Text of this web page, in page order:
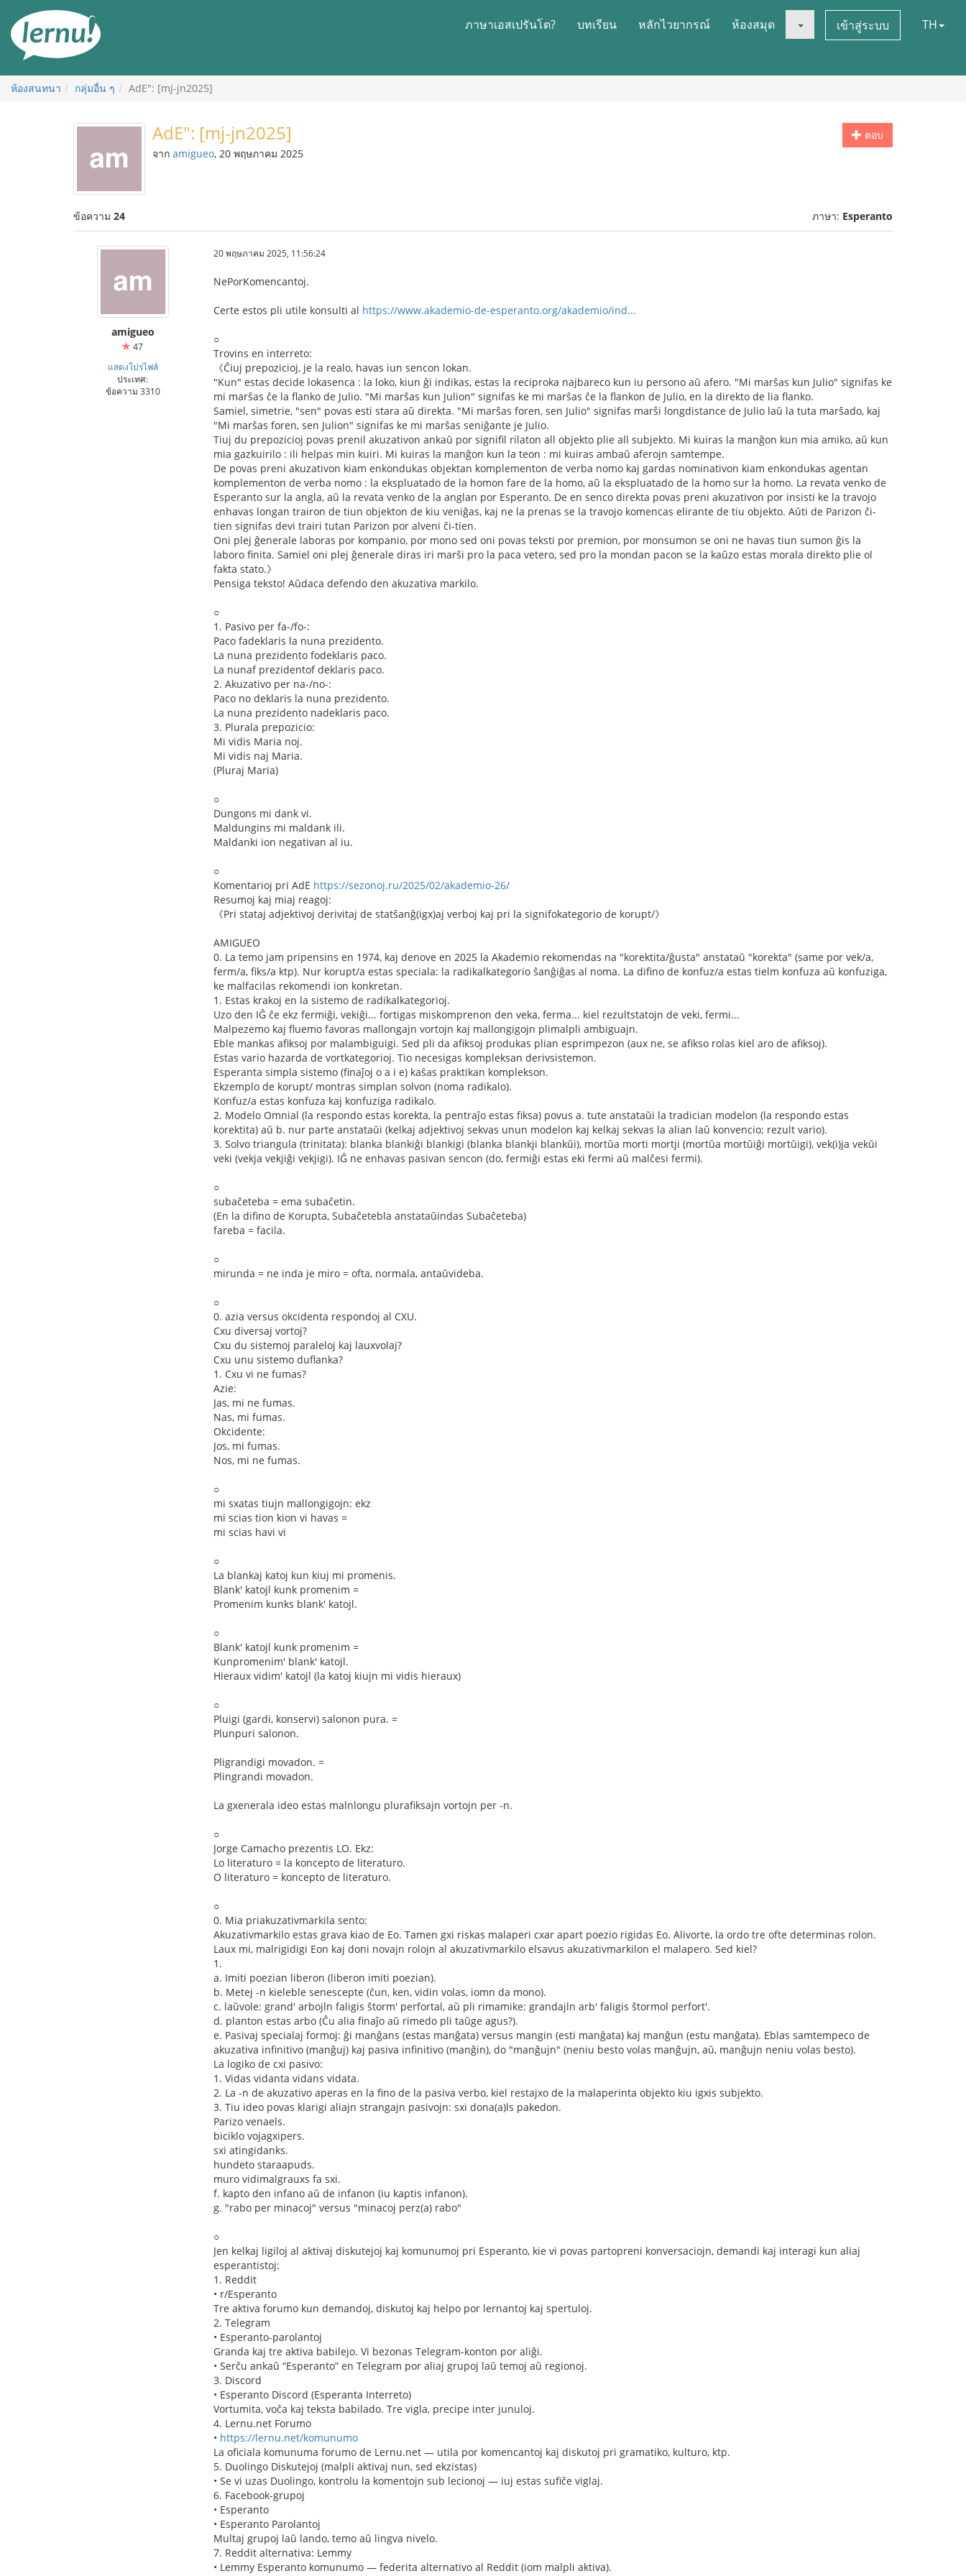
สารบัญ
ภาษาเอสเปรันโต? บทเรียน หลักไวยากรณ์ ห้องสมุด เข้าสู่ระบบ TH
ห้องสนทนา กลุ่มอื่น ๆ AdE": [mj-jn2025]
ตอบ
AdE": [mj-jn2025]
จาก amigueo, 20 พฤษภาคม 2025
ข้อความ 24 ภาษา: Esperanto
amigueo
47
แสดงโปรไฟล์
ประเทศ:
ข้อความ 3310
20 พฤษภาคม 2025, 11:56:24
NePorKomencantoj.
Certe estos pli utile konsulti al https://www.akademio-de-esperanto.org/akademio/ind...
○
Trovins en interreto:
《Ĉiuj prepozicioj, je la realo, havas iun sencon lokan.
"Kun" estas decide lokasenca : la loko, kiun ĝi indikas, estas la reciproka najbareco kun iu persono aŭ afero. "Mi marŝas kun Julio" signifas ke
mi marŝas ĉe la flanko de Julio. "Mi marŝas kun Julion" signifas ke mi marŝas ĉe la flankon de Julio, en la direkto de lia flanko.
Samiel, simetrie, "sen" povas esti stara aŭ direkta. "Mi marŝas foren, sen Julio" signifas marŝi longdistance de Julio laŭ la tuta marŝado, kaj
"Mi marŝas foren, sen Julion" signifas ke mi marŝas seniĝante je Julio.
Tiuj du prepozicioj povas prenil akuzativon ankaŭ por signifil rilaton all objekto plie all subjekto. Mi kuiras la manĝon kun mia amiko, aŭ kun
mia gazkuirilo : ili helpas min kuiri. Mi kuiras la manĝon kun la teon : mi kuiras ambaŭ aferojn samtempe.
De povas preni akuzativon kiam enkondukas objektan komplementon de verba nomo kaj gardas nominativon kiam enkondukas agentan
komplementon de verba nomo : la ekspluatado de la homon fare de la homo, aŭ la ekspluatado de la homo sur la homo. La revata venko de
Esperanto sur la angla, aŭ la revata venko de la anglan por Esperanto. De en senco direkta povas preni akuzativon por insisti ke la travojo
enhavas longan trairon de tiun objekton de kiu veniĝas, kaj ne la prenas se la travojo komencas elirante de tiu objekto. Aŭti de Parizon ĉi-
tien signifas devi trairi tutan Parizon por alveni ĉi-tien.
Oni plej ĝenerale laboras por kompanio, por mono sed oni povas teksti por premion, por monsumon se oni ne havas tiun sumon ĝis la
laboro finita. Samiel oni plej ĝenerale diras iri marŝi pro la paca vetero, sed pro la mondan pacon se la kaŭzo estas morala direkto plie ol
fakta stato.》
Pensiga teksto! Aŭdaca defendo den akuzativa markilo.
○
1. Pasivo per fa-/fo-:
Paco fadeklaris la nuna prezidento.
La nuna prezidento fodeklaris paco.
La nunaf prezidentof deklaris paco.
2. Akuzativo per na-/no-:
Paco no deklaris la nuna prezidento.
La nuna prezidento nadeklaris paco.
3. Plurala prepozicio:
Mi vidis Maria noj.
Mi vidis naj Maria.
(Pluraj Maria)
○
Dungons mi dank vi.
Maldungins mi maldank ili.
Maldanki ion negativan al iu.
○
Komentarioj pri AdE https://sezonoj.ru/2025/02/akademio-26/
Resumoj kaj miaj reagoj:
《Pri stataj adjektivoj derivitaj de statŝanĝ(igx)aj verboj kaj pri la signifokategorio de korupt/》
AMIGUEO
0. La temo jam pripensins en 1974, kaj denove en 2025 la Akademio rekomendas na "korektita/ĝusta" anstataŭ "korekta" (same por vek/a,
ferm/a, fiks/a ktp). Nur korupt/a estas speciala: la radikalkategorio ŝanĝiĝas al noma. La difino de konfuz/a estas tielm konfuza aŭ konfuziga,
ke malfacilas rekomendi ion konkretan.
1. Estas krakoj en la sistemo de radikalkategorioj.
Uzo den IĜ ĉe ekz fermiĝi, vekiĝi... fortigas miskomprenon den veka, ferma... kiel rezultstatojn de veki, fermi...
Malpezemo kaj fluemo favoras mallongajn vortojn kaj mallongigojn plimalpli ambiguajn.
Eble mankas afiksoj por malambiguigi. Sed pli da afiksoj produkas plian esprimpezon (aux ne, se afikso rolas kiel aro de afiksoj).
Estas vario hazarda de vortkategorioj. Tio necesigas kompleksan derivsistemon.
Esperanta simpla sistemo (finaĵoj o a i e) kaŝas praktikan komplekson.
Ekzemplo de korupt/ montras simplan solvon (noma radikalo).
Konfuz/a estas konfuza kaj konfuziga radikalo.
2. Modelo Omnial (la respondo estas korekta, la pentraĵo estas fiksa) povus a. tute anstataŭi la tradician modelon (la respondo estas
korektita) aŭ b. nur parte anstataŭi (kelkaj adjektivoj sekvas unun modelon kaj kelkaj sekvas la alian laŭ konvencio; rezult vario).
3. Solvo triangula (trinitata): blanka blankiĝi blankigi (blanka blankji blankŭi), mortŭa morti mortji (mortŭa mortŭiĝi mortŭigi), vek(i)ja vekŭi
veki (vekja vekjiĝi vekjigi). IĜ ne enhavas pasivan sencon (do, fermiĝi estas eki fermi aŭ malĉesi fermi).
○
subaĉeteba = ema subaĉetin.
(En la difino de Korupta, Subaĉetebla anstataŭindas Subaĉeteba)
fareba = facila.
○
mirunda = ne inda je miro = ofta, normala, antaŭvideba.
○
0. azia versus okcidenta respondoj al CXU.
Cxu diversaj vortoj?
Cxu du sistemoj paraleloj kaj lauxvolaj?
Cxu unu sistemo duflanka?
1. Cxu vi ne fumas?
Azie:
Jas, mi ne fumas.
Nas, mi fumas.
Okcidente:
Jos, mi fumas.
Nos, mi ne fumas.
○
mi sxatas tiujn mallongigojn: ekz
mi scias tion kion vi havas =
mi scias havi vi
○
La blankaj katoj kun kiuj mi promenis.
Blank' katojl kunk promenim =
Promenim kunks blank' katojl.
○
Blank' katojl kunk promenim =
Kunpromenim' blank' katojl.
Hieraux vidim' katojl (la katoj kiujn mi vidis hieraux)
○
Pluigi (gardi, konservi) salonon pura. =
Plunpuri salonon.
Pligrandigi movadon. =
Plingrandi movadon.
La gxenerala ideo estas malnlongu plurafiksajn vortojn per -n.
○
Jorge Camacho prezentis LO. Ekz:
Lo literaturo = la koncepto de literaturo.
O literaturo = koncepto de literaturo.
○
0. Mia priakuzativmarkila sento:
Akuzativmarkilo estas grava kiao de Eo. Tamen gxi riskas malaperi cxar apart poezio rigidas Eo. Alivorte, la ordo tre ofte determinas rolon.
Laux mi, malrigidigi Eon kaj doni novajn rolojn al akuzativmarkilo elsavus akuzativmarkilon el malapero. Sed kiel?
1.
a. Imiti poezian liberon (liberon imiti poezian).
b. Metej -n kieleble senescepte (ĉun, ken, vidin volas, iomn da mono).
c. laŭvole: grand' arbojln faligis ŝtorm' perfortal, aŭ pli rimamike: grandajln arb' faligis ŝtormol perfort'.
d. planton estas arbo (Ĉu alia finaĵo aŭ rimedo pli taŭge agus?).
e. Pasivaj specialaj formoj: ĝi manĝans (estas manĝata) versus mangin (esti manĝata) kaj manĝun (estu manĝata). Eblas samtempeco de
akuzativa infinitivo (manĝuj) kaj pasiva infinitivo (manĝin), do "manĝujn" (neniu besto volas manĝujn, aŭ, manĝujn neniu volas besto).
La logiko de cxi pasivo:
1. Vidas vidanta vidans vidata.
2. La -n de akuzativo aperas en la fino de la pasiva verbo, kiel restajxo de la malaperinta objekto kiu igxis subjekto.
3. Tiu ideo povas klarigi aliajn strangajn pasivojn: sxi dona(a)ls pakedon.
Parizo venaels.
biciklo vojagxipers.
sxi atingidanks.
hundeto staraapuds.
muro vidimalgrauxs fa sxi.
f. kapto den infano aŭ de infanon (iu kaptis infanon).
g. "rabo per minacoj" versus "minacoj perz(a) rabo"
○
Jen kelkaj ligiloj al aktivaj diskutejoj kaj komunumoj pri Esperanto, kie vi povas partopreni konversaciojn, demandi kaj interagi kun aliaj
esperantistoj:
1. Reddit
• r/Esperanto
Tre aktiva forumo kun demandoj, diskutoj kaj helpo por lernantoj kaj spertuloj.
2. Telegram
• Esperanto-parolantoj
Granda kaj tre aktiva babilejo. Vi bezonas Telegram-konton por aliĝi.
• Serĉu ankaŭ “Esperanto” en Telegram por aliaj grupoj laŭ temoj aŭ regionoj.
3. Discord
• Esperanto Discord (Esperanta Interreto)
Vortumita, voĉa kaj teksta babilado. Tre vigla, precipe inter junuloj.
4. Lernu.net Forumo
• https://lernu.net/komunumo
La oficiala komunuma forumo de Lernu.net — utila por komencantoj kaj diskutoj pri gramatiko, kulturo, ktp.
5. Duolingo Diskutejoj (malpli aktivaj nun, sed ekzistas)
• Se vi uzas Duolingo, kontrolu la komentojn sub lecionoj — iuj estas sufiĉe viglaj.
6. Facebook-grupoj
• Esperanto
• Esperanto Parolantoj
Multaj grupoj laŭ lando, temo aŭ lingva nivelo.
7. Reddit alternativa: Lemmy
• Lemmy Esperanto komunumo — federita alternativo al Reddit (iom malpli aktiva).